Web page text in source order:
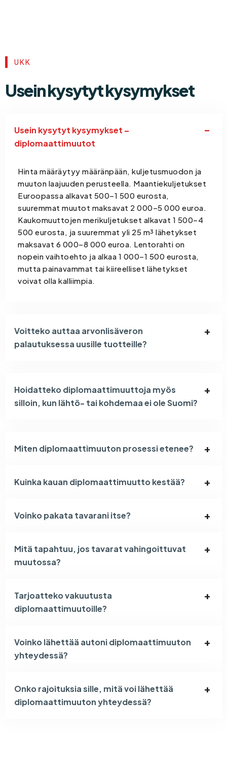
UKK
Usein kysytyt kysymykset
Usein kysytyt kysymykset –
diplomaattimuutot
Hinta määräytyy määränpään, kuljetusmuodon ja
muuton laajuuden perusteella. Maantiekuljetukset
Euroopassa alkavat 500–1 500 eurosta,
suuremmat muutot maksavat 2 000–5 000 euroa.
Kaukomuuttojen merikuljetukset alkavat 1 500–4
500 eurosta, ja suuremmat yli 25 m³ lähetykset
maksavat 6 000–8 000 euroa. Lentorahti on
nopein vaihtoehto ja alkaa 1 000–1 500 eurosta,
mutta painavammat tai kiireelliset lähetykset
voivat olla kalliimpia.
Voitteko auttaa arvonlisäveron
palautuksessa uusille tuotteille?
Hoidatteko diplomaattimuuttoja myös
silloin, kun lähtö- tai kohdemaa ei ole Suomi?
Miten diplomaattimuuton prosessi etenee?
Kuinka kauan diplomaattimuutto kestää?
Voinko pakata tavarani itse?
Mitä tapahtuu, jos tavarat vahingoittuvat
muutossa?
Tarjoatteko vakuutusta
diplomaattimuutoille?
Voinko lähettää autoni diplomaattimuuton
yhteydessä?
Onko rajoituksia sille, mitä voi lähettää
diplomaattimuuton yhteydessä?